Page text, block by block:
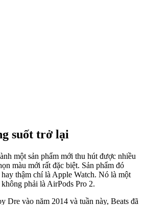
suốt trở lại
một sản phẩm mới thu hút được nhiều
màu mới rất đặc biệt. Sản phẩm đó
thậm chí là Apple Watch. Nó là một
phải là AirPods Pro 2.
Dre vào năm 2014 và tuần này, Beats đã